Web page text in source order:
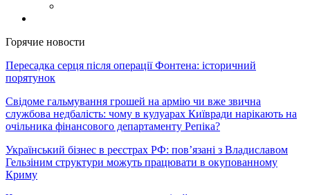
Горячие новости
Пересадка серця після операції Фонтена: історичний
порятунок
Свідоме гальмування грошей на армію чи вже звична
службова недбалість: чому в кулуарах Київради нарікають на
очільника фінансового департаменту Репіка?
Український бізнес в реєстрах РФ: пов’язані з Владиславом
Гельзіним структури можуть працювати в окупованному
Криму